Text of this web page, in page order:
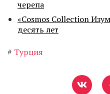
черепа
«Cosmos Collection
десять лет
# Турция